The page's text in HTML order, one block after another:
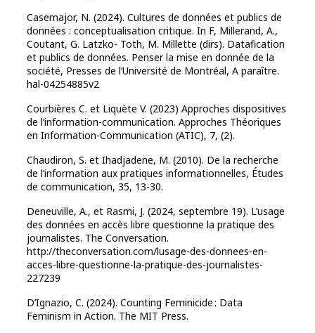
Casemajor, N. (2024). Cultures de données et publics de
données : conceptualisation critique. In F, Millerand, A.,
Coutant, G. Latzko- Toth, M. Millette (dirs). Datafication
et publics de données. Penser la mise en donnée de la
société, Presses de l’Université de Montréal, A paraître.
hal-04254885v2
Courbières C. et Liquète V. (2023) Approches dispositives
de l’information-communication. Approches Théoriques
en Information-Communication (ATIC), 7, (2).
Chaudiron, S. et Ihadjadene, M. (2010). De la recherche
de l’information aux pratiques informationnelles, Études
de communication, 35, 13-30.
Deneuville, A., et Rasmi, J. (2024, septembre 19). L’usage
des données en accès libre questionne la pratique des
journalistes. The Conversation.
http://theconversation.com/lusage-des-donnees-en-
acces-libre-questionne-la-pratique-des-journalistes-
227239
D’Ignazio, C. (2024). Counting Feminicide : Data
Feminism in Action. The MIT Press.